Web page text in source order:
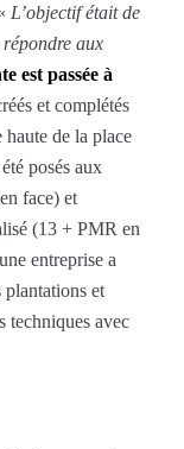
L’objectif était de
aux
est passée à
et complétés
haute de la place
posés aux
face) et
(13 + PMR en
entreprise a
plantations et
techniques avec